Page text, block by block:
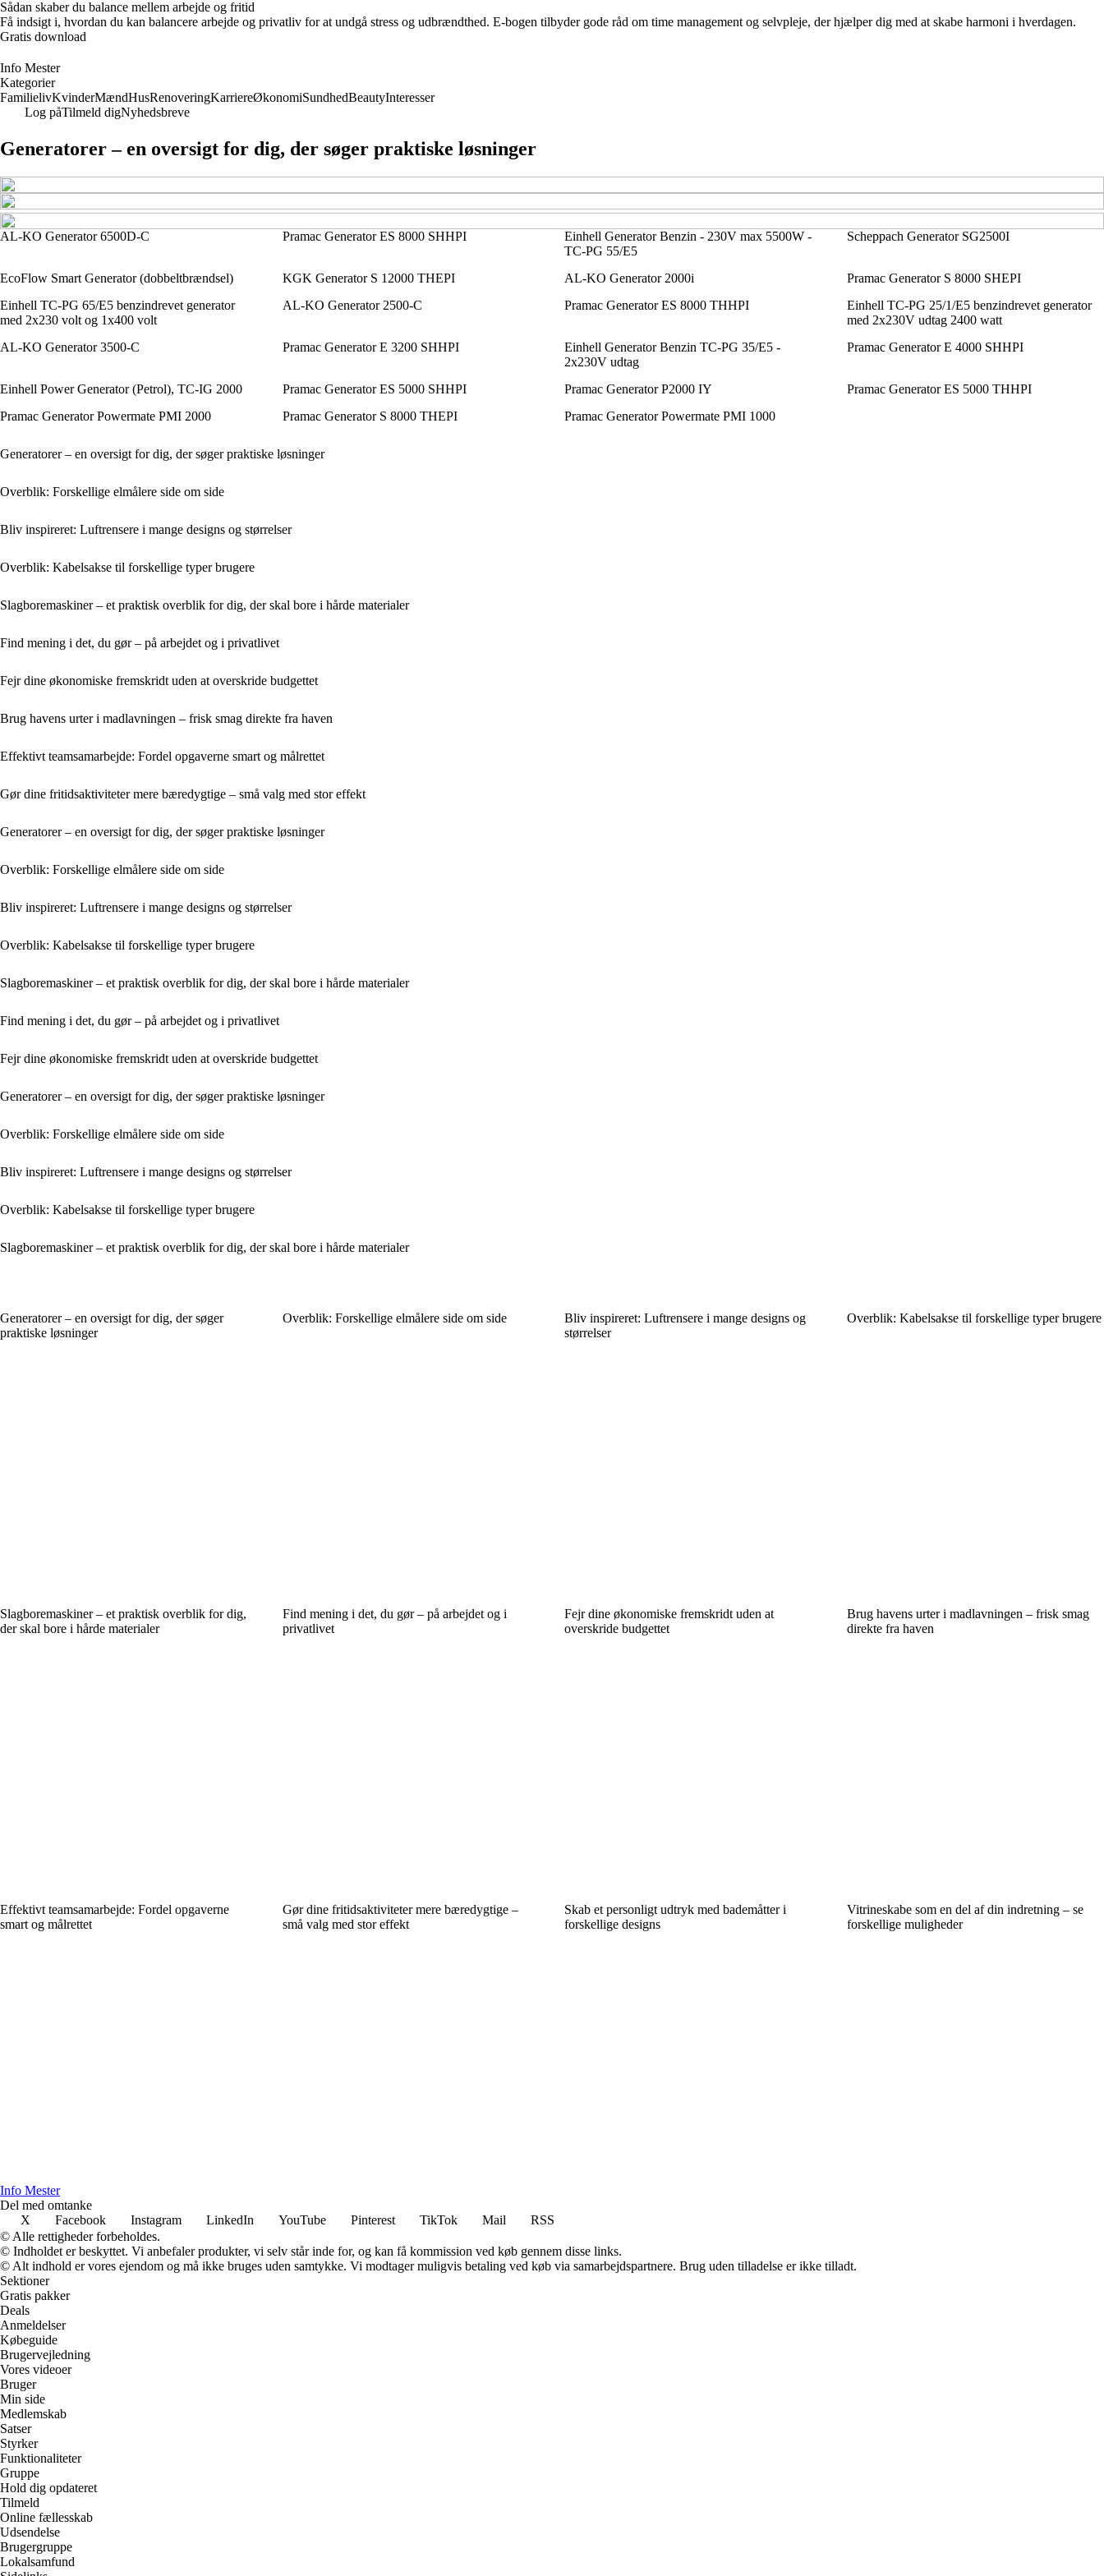
Sådan skaber du balance mellem arbejde og fritid
Få indsigt i, hvordan du kan balancere arbejde og privatliv for at undgå stress og udbrændthed. E-bogen tilbyder gode råd om time management og selvpleje, der hjælper dig med at skabe harmoni i hverdagen.
Gratis download
Info Mester
Kategorier
FamilielivKvinderMændHusRenoveringKarriereØkonomiSundhedBeautyInteresser
Log påTilmeld digNyhedsbreve
Generatorer – en oversigt for dig, der søger praktiske løsninger
AL-KO Generator 6500D-C Pramac Generator ES 8000 SHHPI
Einhell Generator Benzin - 230V max 5500W -
TC-PG 55/E5
Scheppach Generator SG2500I
EcoFlow Smart Generator (dobbeltbrændsel) KGK Generator S 12000 THEPI AL-KO Generator 2000i
Pramac Generator S 8000 SHEPI
Einhell TC-PG 65/E5 benzindrevet generator
med 2x230 volt og 1x400 volt
AL-KO Generator 2500-C Pramac Generator ES 8000 THHPI
Einhell TC-PG 25/1/E5 benzindrevet generator
med 2x230V udtag 2400 watt
AL-KO Generator 3500-C
Pramac Generator E 3200 SHHPI
Einhell Generator Benzin TC-PG 35/E5 -
2x230V udtag
Pramac Generator E 4000 SHHPI
Einhell Power Generator (Petrol), TC-IG 2000 Pramac Generator ES 5000 SHHPI Pramac Generator P2000 IY
Pramac Generator ES 5000 THHPI
Pramac Generator Powermate PMI 2000
Pramac Generator S 8000 THEPI Pramac Generator Powermate PMI 1000
Generatorer – en oversigt for dig, der søger praktiske løsninger
Overblik: Forskellige elmålere side om side
Bliv inspireret: Luftrensere i mange designs og størrelser
Overblik: Kabelsakse til forskellige typer brugere
Slagboremaskiner – et praktisk overblik for dig, der skal bore i hårde materialer
Find mening i det, du gør – på arbejdet og i privatlivet
Fejr dine økonomiske fremskridt uden at overskride budgettet
Brug havens urter i madlavningen – frisk smag direkte fra haven
Effektivt teamsamarbejde: Fordel opgaverne smart og målrettet
Gør dine fritidsaktiviteter mere bæredygtige – små valg med stor effekt
Generatorer – en oversigt for dig, der søger praktiske løsninger
Overblik: Forskellige elmålere side om side
Bliv inspireret: Luftrensere i mange designs og størrelser
Overblik: Kabelsakse til forskellige typer brugere
Slagboremaskiner – et praktisk overblik for dig, der skal bore i hårde materialer
Find mening i det, du gør – på arbejdet og i privatlivet
Fejr dine økonomiske fremskridt uden at overskride budgettet
Generatorer – en oversigt for dig, der søger praktiske løsninger
Overblik: Forskellige elmålere side om side
Bliv inspireret: Luftrensere i mange designs og størrelser
Overblik: Kabelsakse til forskellige typer brugere
Slagboremaskiner – et praktisk overblik for dig, der skal bore i hårde materialer
Generatorer – en oversigt for dig, der søger
praktiske løsninger
Overblik: Forskellige elmålere side om side
Bliv inspireret: Luftrensere i mange designs og
størrelser
Overblik: Kabelsakse til forskellige typer brugere
Slagboremaskiner – et praktisk overblik for dig,
der skal bore i hårde materialer
Find mening i det, du gør – på arbejdet og i
privatlivet
Fejr dine økonomiske fremskridt uden at
overskride budgettet
Brug havens urter i madlavningen – frisk smag
direkte fra haven
Effektivt teamsamarbejde: Fordel opgaverne
smart og målrettet
Gør dine fritidsaktiviteter mere bæredygtige –
små valg med stor effekt
Skab et personligt udtryk med bademåtter i
forskellige designs
Vitrineskabe som en del af din indretning – se
forskellige muligheder
Info Mester
Del med omtanke
X
Facebook Instagram LinkedIn YouTube Pinterest TikTok Mail
RSS
© Alle rettigheder forbeholdes.
© Indholdet er beskyttet. Vi anbefaler produkter, vi selv står inde for, og kan få kommission ved køb gennem disse links.
© Alt indhold er vores ejendom og må ikke bruges uden samtykke. Vi modtager muligvis betaling ved køb via samarbejdspartnere. Brug uden tilladelse er ikke tilladt.
Sektioner
Gratis pakker
Deals
Anmeldelser
Købeguide
Brugervejledning
Vores videoer
Bruger
Min side
Medlemskab
Satser
Styrker
Funktionaliteter
Gruppe
Hold dig opdateret
Tilmeld
Online fællesskab
Udsendelse
Brugergruppe
Lokalsamfund